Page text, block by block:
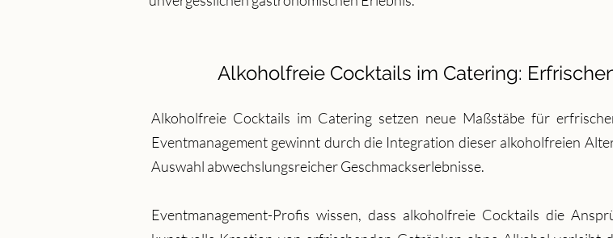
Alkoholfreie Cocktails im Catering:
Alkoholfreie Cocktails im Catering setzen neue Maßstäbe für
Eventmanagement gewinnt durch die Integration dieser alkoholfreien
Auswahl abwechslungsreicher Geschmackserlebnisse.
Eventmanagement-Profis wissen, dass alkoholfreie Cocktails die